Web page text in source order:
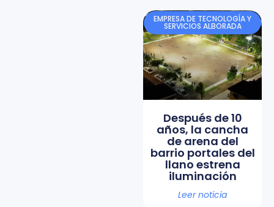
EMPRESA DE TECNOLOGÍA Y
SERVICIOS ALBORADA
Después de 10
años, la cancha
de arena del
barrio portales del
llano estrena
iluminación
Leer noticia